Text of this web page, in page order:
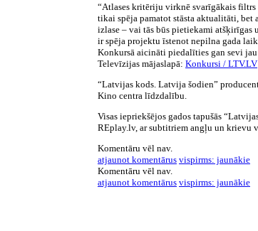
“Atlases kritēriju virknē svarīgākais
tikai spēja pamatot stāsta aktualitāti, bet
izlase – vai tās būs pietiekami atšķirīgas
ir spēja projektu īstenot nepilna gada
Konkursā aicināti piedalīties gan sevi
Televīzijas mājaslapā: Konkursi / LTV.LV
“Latvijas kods. Latvija šodien”
Kino centra līdzdalību.
Visas iepriekšējos gados tapušās
REplay.lv, ar subtitriem angļu un krievu
Komentāru vēl nav.
atjaunot komentārus vispirms: jaunākie
Komentāru vēl nav.
atjaunot komentārus vispirms: jaunākie